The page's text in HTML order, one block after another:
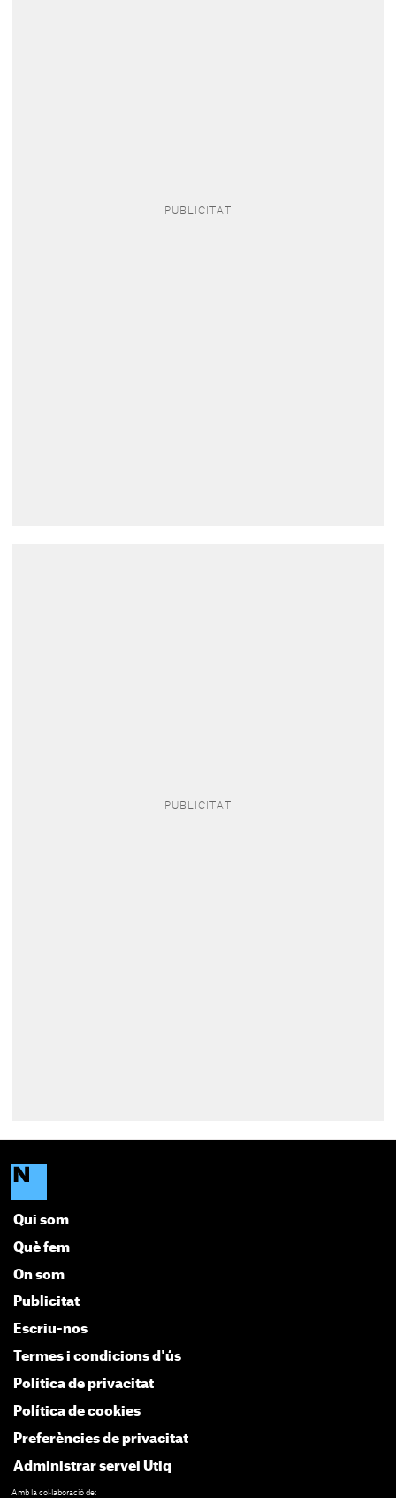
Qui som
Què fem
On som
Publicitat
Escriu-nos
Termes i condicions d'ús
Política de privacitat
Política de cookies
Preferències de privacitat
Administrar servei Utiq
Amb la col·laboració de: